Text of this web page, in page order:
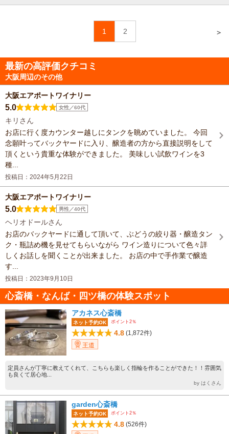
1 2 ＞
最新の高評価クチコミ
大阪周辺のその他
大阪エアポートワイナリー
5.0 女性／60代
キリさん
お店に行く度カウンター越しにタンクを眺めていました。 今回
念願叶ってバックヤードに入り、醸造者の方から直接説明をして
頂くという貴重な体験ができました。 美味しい試飲ワインを3
種...
投稿日：2024年5月22日
大阪エアポートワイナリー
5.0 男性／40代
ヘリオドールさん
お店のバックヤードに通して頂いて、ぶどうの絞り器・醸造タン
ク・瓶詰め機を見せてもらいながら ワイン造りについて色々詳
しくお話しを聞くことが出来ました。 お店の中で手作業で醸造
す...
投稿日：2023年9月10日
心斎橋・なんば・四ツ橋の体験スポット
アカネス心斎橋
ネット予約OK ポイント2％
4.8 (1,872件)
王道
定員さんが丁寧に教えてくれて、こちらも楽しく指輪を作ることができた！！雰囲気
も良くて居心地...
by はくさん
garden心斎橋
ネット予約OK ポイント2％
4.8 (526件)